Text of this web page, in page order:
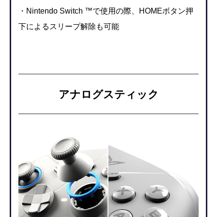
・Nintendo Switch ™で使用の際、HOMEボタン押
下によるスリープ解除も可能
アナログスティック